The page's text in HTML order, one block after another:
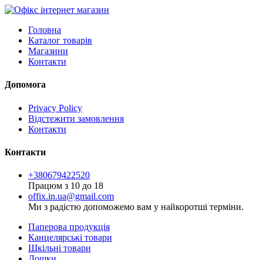
Головна
Каталог товарів
Магазини
Контакти
Допомога
Privacy Policy
Відстежити замовлення
Контакти
Контакти
+380679422520
Працюм з 10 до 18
offix.in.ua@gmail.com
Ми з радістю допоможемо вам у найкоротші терміни.
Паперова продукція
Канцелярські товари
Шкільні товари